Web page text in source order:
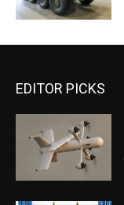
EDITOR PICKS